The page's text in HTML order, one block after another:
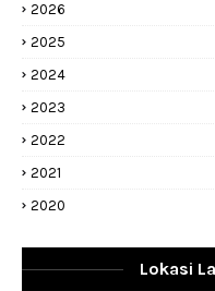
2026
2025
2024
2023
2022
2021
2020
Lokasi